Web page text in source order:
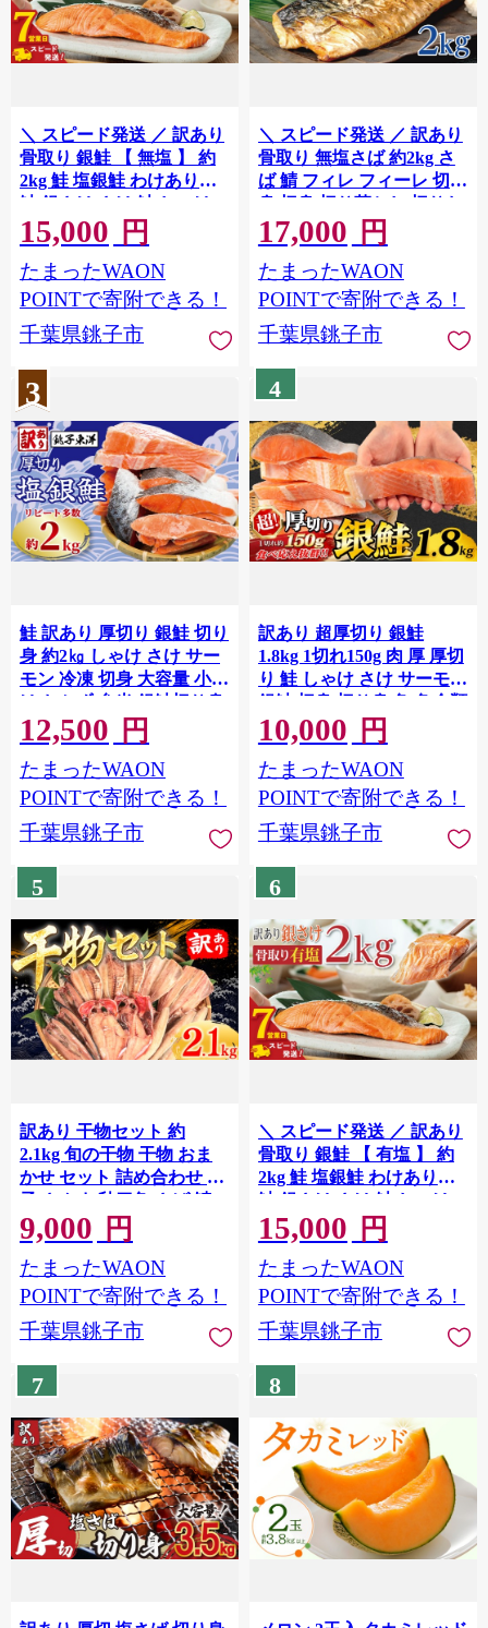
＼ スピード発送 ／ 訳あり
骨取り 銀鮭 【 無塩 】 約
2kg 鮭 塩銀鮭 わけあり銀
鮭 銀さけ さけ 鮭 しゃけ
サーモン 切身 切り身 冷凍
冷凍食品 大容量 海鮮 家庭
用 おかず おつまみ 惣菜 弁
当 不揃い 規格外 傷 焼き魚
り寄せ ムニエル 贈答 ギフ
るさと納税 ふるさと納税
鮭 送料無料 千葉県 銚子市
飯田商店
15,000 円
たまったWAON
POINTで寄附できる！
千葉県銚子市
＼ スピード発送 ／ 訳あり
骨取り 無塩さば 約2kg さ
ば 鯖 フィレ フィーレ 切り
身 切身 切り落とし 切りお
とし 骨なし 骨抜き 無塩 無
塩鯖 魚介類 魚介 魚貝類 魚
貝 魚 水産 青魚 海鮮 焼き
鯖 焼きさば おかず 弁当 惣
小分け 大容量 たっぷり 人
使用 送料無料 ふるさと納
銚子市 飯田商店
17,000 円
たまったWAON
POINTで寄附できる！
千葉県銚子市
3
鮭 訳あり 厚切り 銀鮭 切り
身 約2㎏ しゃけ さけ サー
モン 冷凍 切身 大容量 小分
け おかず 弁当 銀鮭切り身
銀鮭切身 鮭切身 鮭切り身
シャケ サケ 魚 魚介 魚貝類
海鮮 わけあり 訳あり おす
すめ 人気 お取り寄せ グル
と納税 千葉県 銚子市 銚子
12,500 円
たまったWAON
POINTで寄附できる！
千葉県銚子市
4
訳あり 超厚切り 銀鮭
1.8kg 1切れ150g 肉 厚 厚切
り 鮭 しゃけ さけ サーモン
銀鮭 切身 切り身 魚 魚介類
海鮮 おすすめ 訳アリ わけ
あり 規格外 不揃い 人気 鮭
切身 冷凍 家庭用 おかず 弁
当 銀鮭切り身 ふるさと納
料 千葉県 銚子市 辻野
10,000 円
たまったWAON
POINTで寄附できる！
千葉県銚子市
5
訳あり 干物セット 約
2.1kg 旬の干物 干物 おま
かせ セット 詰め合わせ 銚
子 さんま 秋刀魚 さば 鯖
鮭 シャケ サケ 金目鯛 キン
メダイ 金目 キンメ あじ開
き 鯵 アジ ひもの himono
塩麴 開き イカ さばみりん
さんま干物 鯖干物 さば銚
さと納税 ふるさと納税銚
県 銚子市 マルカ加藤水産
9,000 円
たまったWAON
POINTで寄附できる！
千葉県銚子市
6
＼ スピード発送 ／ 訳あり
骨取り 銀鮭 【 有塩 】 約
2kg 鮭 塩銀鮭 わけあり銀
鮭 銀さけ さけ 鮭 しゃけ
サーモン 切身 切り身 冷凍
冷凍食品 大容量 海鮮 家庭
用 おかず おつまみ 惣菜 弁
当 不揃い 規格外 傷 焼き魚
り寄せ 塩焼き ムニエル 贈
せ ふるさと納税 ふるさと
子市 飯田商店
15,000 円
たまったWAON
POINTで寄附できる！
千葉県銚子市
7 8